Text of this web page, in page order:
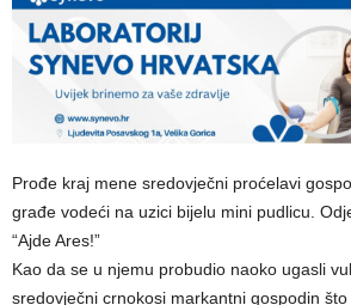
Prođe kraj mene sredovječni proćelavi
građe vodeći na uzici bijelu mini pudlicu.
“Ajde Ares!”
Kao da se u njemu probudio naoko ugasli
sredovječni crnokosi markantni gospodin